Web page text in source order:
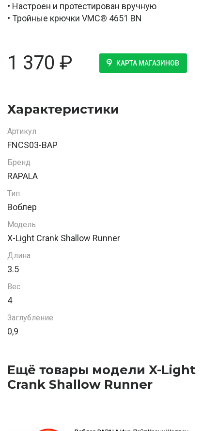
• Настроен и протестирован вручную
• Тройные крючки VMC® 4651 BN
1 370 ₽ КАРТА МАГАЗИНОВ
Характеристики
Артикул
FNCS03-BAP
Бренд
RAPALA
Тип
Воблер
Модель
X-Light Crank Shallow Runner
Длина
3.5
Вес
4
Заглубление
0,9
Ещё товары модели X-Light
Crank Shallow Runner